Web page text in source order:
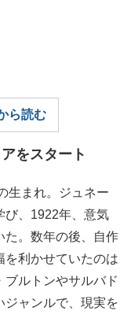
ら読む
をスタート
生まれ。ジュネー
び、1922年、意気
た。数年の後、自作
を利かせていたのは
ブルトンやサルバド
ジャンルで、現実を